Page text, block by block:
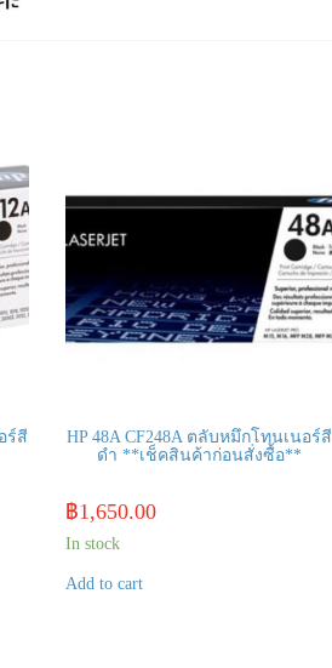
ร์สี
HP 48A CF248A ตลับหมึกโทนเนอร์สี
ดำ **เช็คสินค้าก่อนสั่งซื้อ**
฿1,650.00
In stock
Add to cart